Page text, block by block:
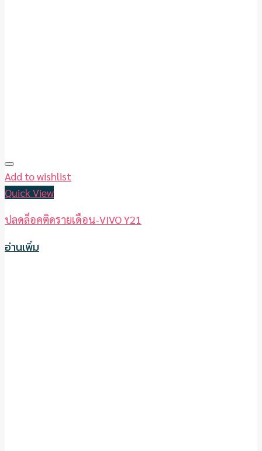
Add to wishlist
Quick View
ปลดล็อคติดรายเดือน-VIVO Y21
อ่านเพิ่ม